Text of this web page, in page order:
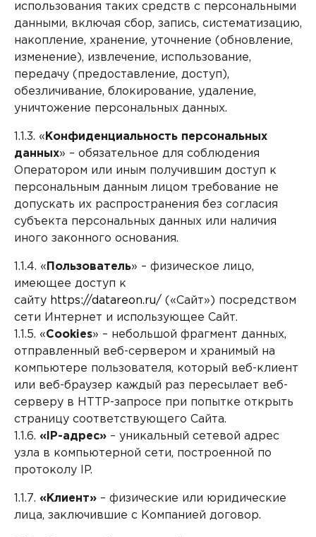
использования таких средств с персональными
данными, включая сбор, запись, систематизацию,
накопление, хранение, уточнение (обновление,
изменение), извлечение, использование,
передачу (предоставление, доступ),
обезличивание, блокирование, удаление,
уничтожение персональных данных.
1.1.3. « Конфиденциальность персональных
данных» – обязательное для соблюдения
Оператором или иным получившим доступ к
персональным данным лицом требование не
допускать их распространения без согласия
субъекта персональных данных или наличия
иного законного основания.
1.1.4. « Пользователь» – физическое лицо,
имеющее доступ к
сайту https://datareon.ru/ («Сайт») посредством
сети Интернет и использующее Сайт.
1.1.5. «Cookies» – небольшой фрагмент данных,
отправленный веб-сервером и хранимый на
компьютере пользователя, который веб-клиент
или веб-браузер каждый раз пересылает веб-
серверу в HTTP-запросе при попытке открыть
страницу соответствующего Сайта.
1.1.6. «IP-адрес» – уникальный сетевой адрес
узла в компьютерной сети, построенной по
протоколу IP.
1.1.7. «Клиент» – физические или юридические
лица, заключившие с Компанией договор.